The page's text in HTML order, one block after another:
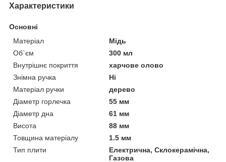
Характеристики
Основні
Матеріал
Мідь
Об`єм
300 мл
Внутрішнє покриття
харчове олово
Знімна ручка
Ні
Матеріал ручки
дерево
Діаметр горлечка
55 мм
Діаметр дна
61 мм
Висота
88 мм
Товщина матеріалу
1.5 мм
Тип плити
Електрична, Склокерамічна,
Газова